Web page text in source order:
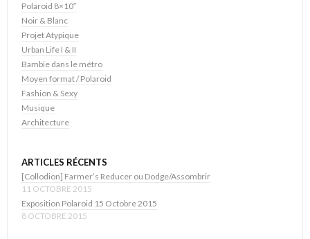
Polaroid 8×10″
Noir & Blanc
Projet Atypique
Urban Life I & II
Bambie dans le métro
Moyen format / Polaroid
Fashion & Sexy
Musique
Architecture
ARTICLES RÉCENTS
[Collodion] Farmer’s Reducer ou Dodge/Assombrir
11 OCTOBRE 2015
Exposition Polaroid 15 Octobre 2015
8 OCTOBRE 2015